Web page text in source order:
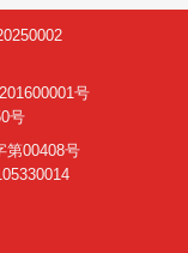
号
号
第00408号